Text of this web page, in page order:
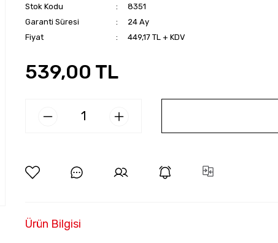
Stok Kodu
8351
Garanti Süresi
24 Ay
Fiyat
449,17 TL + KDV
539,00 TL
Ürün Bilgisi